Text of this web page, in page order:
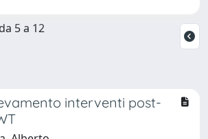
5 a 12
interventi post-